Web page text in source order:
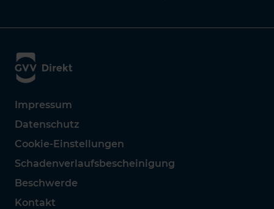
Impressum
Datenschutz
Cookie-Einstellungen
Schadenverlaufsbescheinigung
Beschwerde
Kontakt